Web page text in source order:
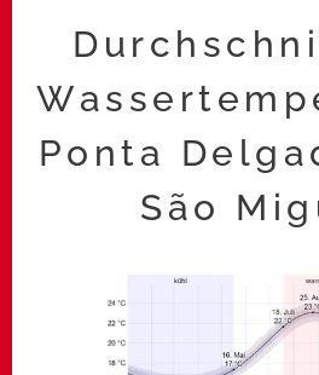
Ponta
São